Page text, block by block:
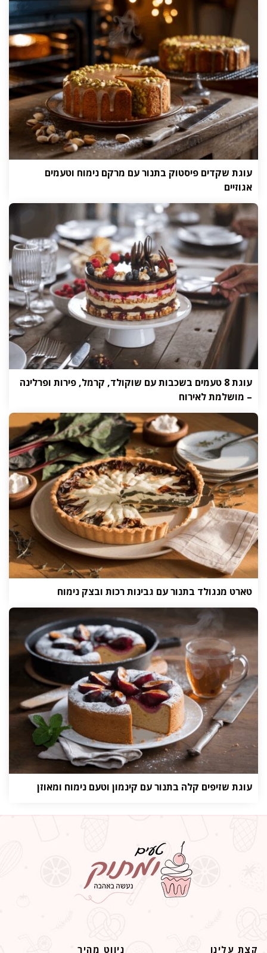
עוגת שקדים פיסטוק בתנור עם מרקם נימוח וטעמים
אגוזיים
עוגת 8 טעמים בשכבות עם שוקולד, קרמל, פירות ופרלינה
– מושלמת לאירוח
טארט מנגולד בתנור עם גבינות רכות ובצק נימוח
עוגת שזיפים קלה בתנור עם קינמון וטעם נימוח ומאוזן
קצת עלינו ניווט מהיר